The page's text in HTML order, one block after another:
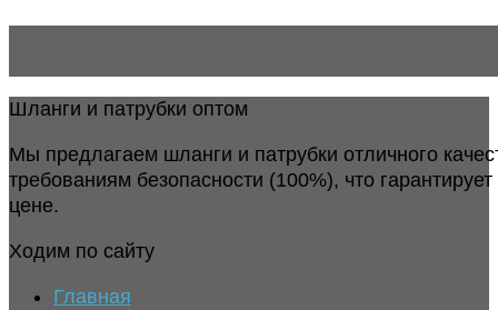
Шланги и патрубки оптом
Мы предлагаем шланги и патрубки отличного
требованиям безопасности (100%), что
цене.
Ходим по сайту
Главная